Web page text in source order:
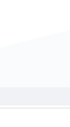
reserve.jp/